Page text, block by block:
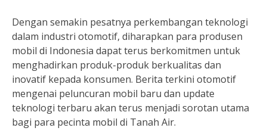
Dengan semakin pesatnya perkembangan teknologi
dalam industri otomotif, diharapkan para produsen
mobil di Indonesia dapat terus berkomitmen untuk
menghadirkan produk-produk berkualitas dan
inovatif kepada konsumen. Berita terkini otomotif
mengenai peluncuran mobil baru dan update
teknologi terbaru akan terus menjadi sorotan utama
bagi para pecinta mobil di Tanah Air.